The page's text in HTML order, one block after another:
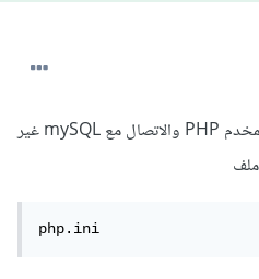
يبدو أن الحزمة البرمجية الخاصة بمخدم PHP والاتصال مع mySQL غير
php.ini